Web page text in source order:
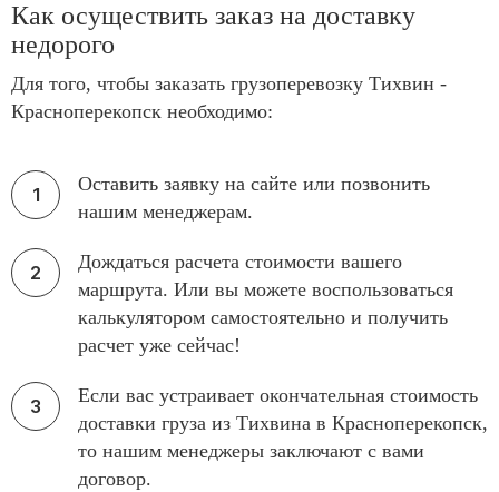
Как осуществить заказ на доставку
недорого
Для того, чтобы заказать грузоперевозку Тихвин -
Красноперекопск необходимо:
Оставить заявку на сайте или позвонить
нашим менеджерам.
Дождаться расчета стоимости вашего
маршрута. Или вы можете воспользоваться
калькулятором самостоятельно и получить
расчет уже сейчас!
Если вас устраивает окончательная стоимость
доставки груза из Тихвина в Красноперекопск,
то нашим менеджеры заключают с вами
договор.